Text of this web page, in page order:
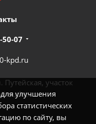
улучшения
статистических
по сайту, вы
50-07
kpd.ru
участок
outlet»